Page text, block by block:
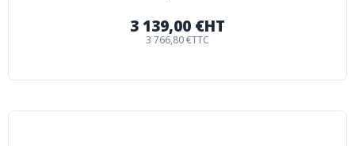
3 139,00 €HT
3 766,80 €TTC